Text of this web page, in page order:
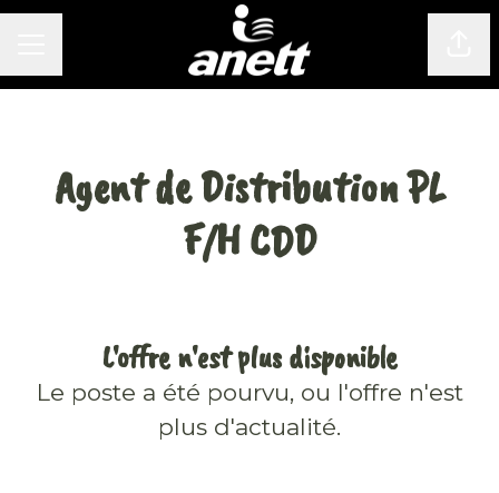
Agent de Distribution PL
F/H CDD
L'offre n'est plus disponible
Le poste a été pourvu, ou l'offre n'est
plus d'actualité.